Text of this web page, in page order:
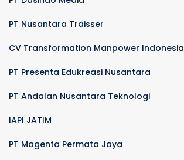
PT Nusantara Traisser
CV Transformation Manpower Indonesia
PT Presenta Edukreasi Nusantara
PT Andalan Nusantara Teknologi
IAPI JATIM
PT Magenta Permata Jaya